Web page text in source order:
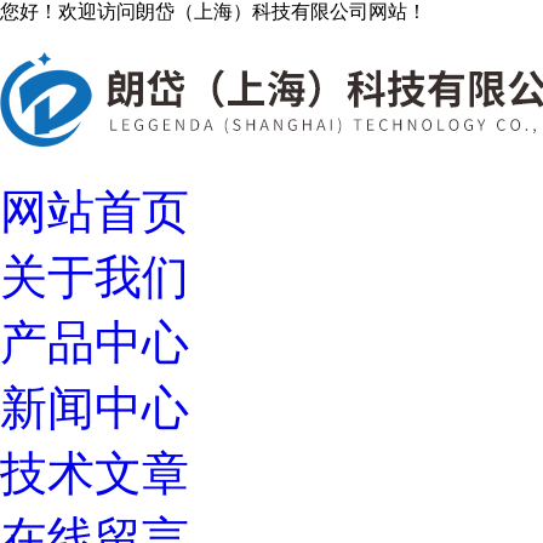
您好！欢迎访问朗岱（上海）科技有限公司网站！
网站首页
关于我们
产品中心
新闻中心
技术文章